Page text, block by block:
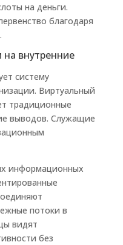
на деньги.
благодаря
на внутренние
систему
Виртуальный
традиционные
выводов. Служащие
информационных
потоки в
видят
без